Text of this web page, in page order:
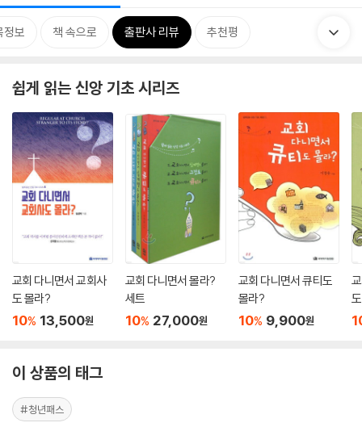
정보 책 속으로 출판사 리뷰 추천평
쉽게 읽는 신앙 기초 시리즈
교회 다니면서 교회사
도 몰라?
10% 13,500원
교회 다니면서 몰라?
세트
10% 27,000원
교회 다니면서 큐티도
몰라?
10% 9,900원
이 상품의 태그
#청년패스